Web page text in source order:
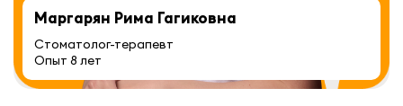
Маргарян Рима Гагиковна
Стоматолог-терапевт
Опыт 8 лет